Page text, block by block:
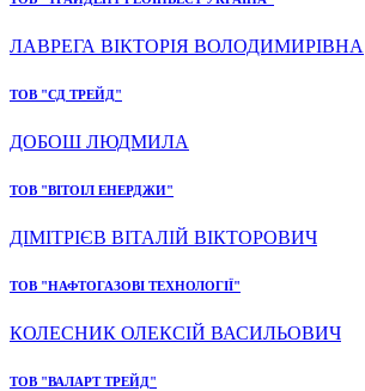
ЛАВРЕГА ВІКТОРІЯ ВОЛОДИМИРІВНА
ТОВ "СД ТРЕЙД"
ДОБОШ ЛЮДМИЛА
ТОВ "ВІТОІЛ ЕНЕРДЖИ"
ДІМІТРІЄВ ВІТАЛІЙ ВІКТОРОВИЧ
ТОВ "НАФТОГАЗОВІ ТЕХНОЛОГІЇ"
КОЛЕСНИК ОЛЕКСІЙ ВАСИЛЬОВИЧ
ТОВ "ВАЛАРТ ТРЕЙД"